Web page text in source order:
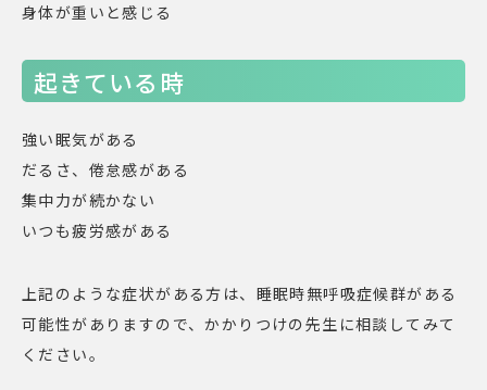
身体が重いと感じる
起きている時
強い眠気がある
だるさ、倦怠感がある
集中力が続かない
いつも疲労感がある
上記のような症状がある方は、睡眠時無呼吸症候群がある
可能性がありますので、かかりつけの先生に相談してみて
ください。